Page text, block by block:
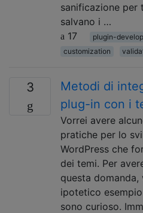
sanificazione per
salvano i …
17
plugin-
customization
3
Metodi di
plug-in con i
Vorrei avere
pratiche per lo
WordPress che
dei temi. Per
questa
ipotetico
sono curioso.